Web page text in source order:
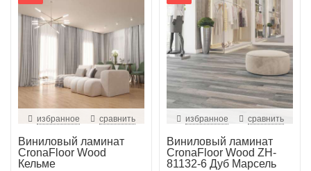
избранное сравнить
Виниловый ламинат
CronaFloor Wood
Кельме
избранное сравнить
Виниловый ламинат
CronaFloor Wood ZH-
81132-6 Дуб Марсель